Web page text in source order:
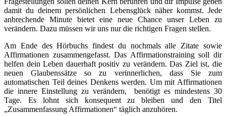
damit du deinem persönlichen Lebensglück näher kommst. Jede
anbrechende Minute bietet eine neue Chance unser Leben zu
verändern. Dazu müssen wir uns nur die richtigen Fragen stellen.
Am Ende des Hörbuchs findest du nochmals alle Zitate sowie
Affirmationen zusammengefasst. Das Affirmationstraining soll dir
helfen dein Leben dauerhaft positiv zu verändern. Das Ziel ist, die
neuen Glaubenssätze so zu verinnerlichen, dass Sie zum
automatischen Teil deines Denkens werden. Um mit Affirmationen
die innere Einstellung zu verändern, benötigt es mindestens 30
Tage. Es lohnt sich konsequent zu bleiben und den Titel
„Zusammenfassung Affirmationen“ täglich anzuhören.